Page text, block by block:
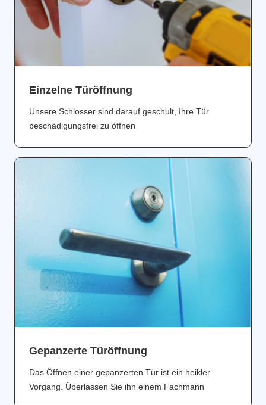
Einzelne Türöffnung
Unsere Schlosser sind darauf geschult, Ihre Tür
beschädigungsfrei zu öffnen
Gepanzerte Türöffnung
Das Öffnen einer gepanzerten Tür ist ein heikler
Vorgang. Überlassen Sie ihn einem Fachmann